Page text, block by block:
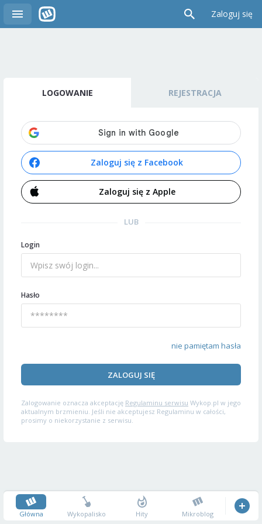
Zaloguj się
LOGOWANIE REJESTRACJA
Zaloguj się z Facebook
Zaloguj się z Apple
LUB
Login
Hasło
nie pamiętam hasła
ZALOGUJ SIĘ
Zalogowanie oznacza akceptację Regulaminu serwisu Wykop.pl w jego
aktualnym brzmieniu. Jeśli nie akceptujesz Regulaminu w całości,
prosimy o niekorzystanie z serwisu.
Główna Wykopalisko Hity Mikroblog